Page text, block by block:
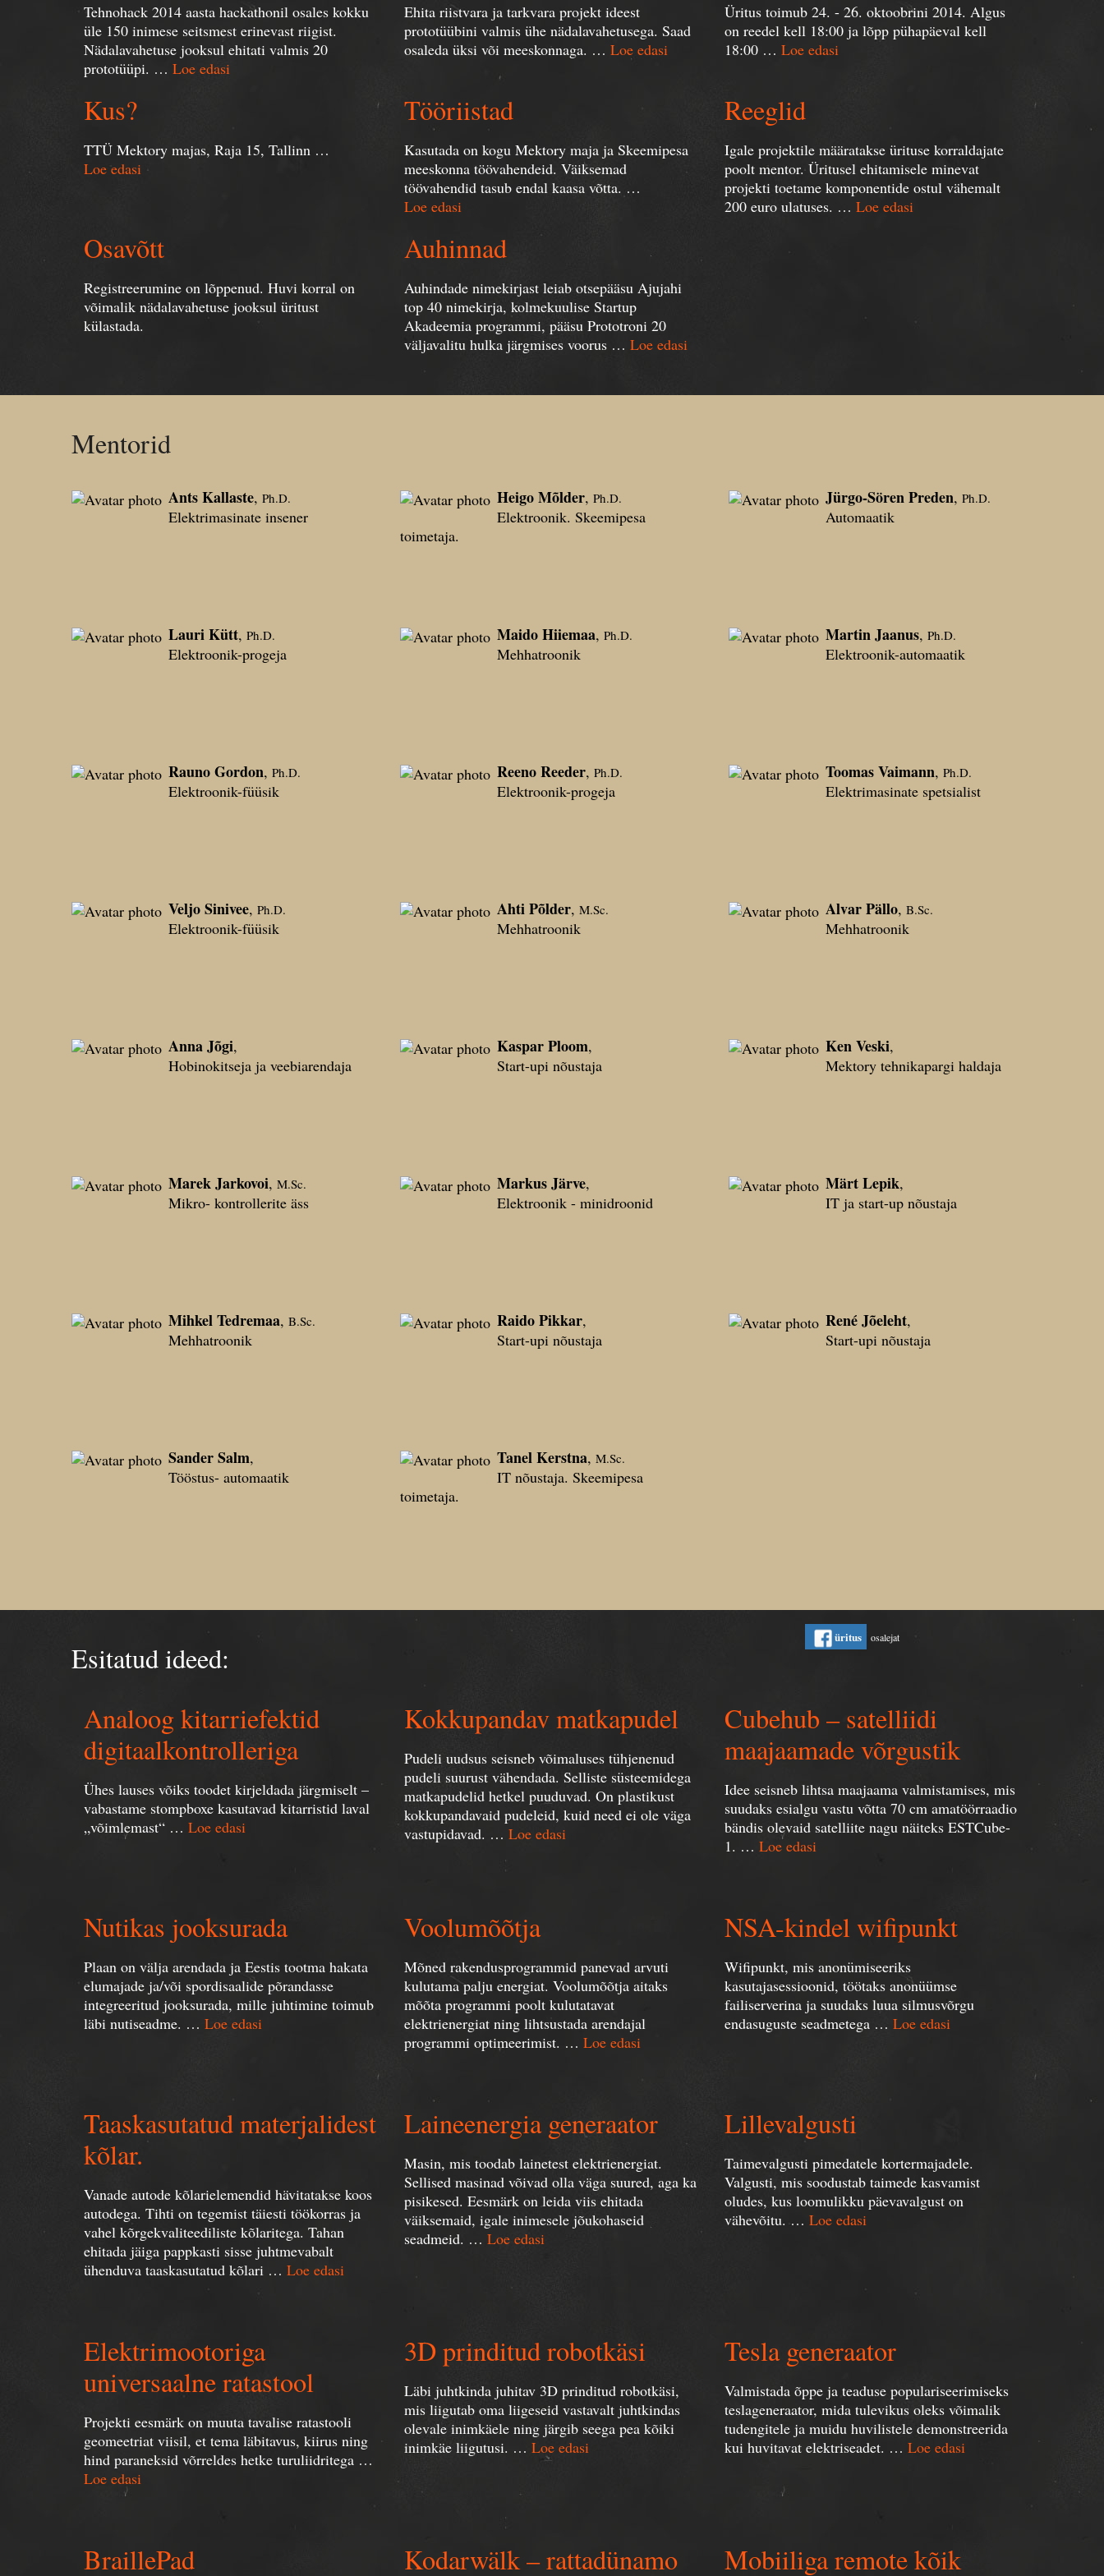
Tehnohack 2014 aasta hackathonil osales kokku
üle 150 inimese seitsmest erinevast riigist.
Nädalavahetuse jooksul ehitati valmis 20
prototüüpi. … Loe edasi
Ehita riistvara ja tarkvara projekt ideest
prototüübini valmis ühe nädalavahetusega. Saad
osaleda üksi või meeskonnaga. … Loe edasi
Üritus toimub 24. - 26. oktoobrini 2014. Algus
on reedel kell 18:00 ja lõpp pühapäeval kell
18:00 … Loe edasi
Kus?
TTÜ Mektory majas, Raja 15, Tallinn …
Loe edasi
Tööriistad
Kasutada on kogu Mektory maja ja Skeemipesa
meeskonna töövahendeid. Väiksemad
töövahendid tasub endal kaasa võtta. …
Loe edasi
Reeglid
Igale projektile määratakse ürituse korraldajate
poolt mentor. Üritusel ehitamisele minevat
projekti toetame komponentide ostul vähemalt
200 euro ulatuses. … Loe edasi
Osavõtt
Registreerumine on lõppenud. Huvi korral on
võimalik nädalavahetuse jooksul üritust
külastada.
Auhinnad
Auhindade nimekirjast leiab otsepääsu Ajujahi
top 40 nimekirja, kolmekuulise Startup
Akadeemia programmi, pääsu Prototroni 20
väljavalitu hulka järgmises voorus … Loe edasi
Mentorid
Ants Kallaste, Ph.D.
Elektrimasinate insener
Heigo Mõlder, Ph.D.
Elektroonik. Skeemipesa
toimetaja.
Jürgo-Sören Preden, Ph.D.
Automaatik
Lauri Kütt, Ph.D.
Elektroonik-progeja
Maido Hiiemaa, Ph.D.
Mehhatroonik
Martin Jaanus, Ph.D.
Elektroonik-automaatik
Rauno Gordon, Ph.D.
Elektroonik-füüsik
Reeno Reeder, Ph.D.
Elektroonik-progeja
Toomas Vaimann, Ph.D.
Elektrimasinate spetsialist
Veljo Sinivee, Ph.D.
Elektroonik-füüsik
Ahti Põlder, M.Sc.
Mehhatroonik
Alvar Pällo, B.Sc.
Mehhatroonik
Anna Jõgi,
Hobinokitseja ja veebiarendaja
Kaspar Ploom,
Start-upi nõustaja
Ken Veski,
Mektory tehnikapargi haldaja
Marek Jarkovoi, M.Sc.
Mikro- kontrollerite äss
Markus Järve,
Elektroonik - minidroonid
Märt Lepik,
IT ja start-up nõustaja
Mihkel Tedremaa, B.Sc.
Mehhatroonik
Raido Pikkar,
Start-upi nõustaja
René Jõeleht,
Start-upi nõustaja
Sander Salm,
Tööstus- automaatik
Tanel Kerstna, M.Sc.
IT nõustaja. Skeemipesa
toimetaja.
Esitatud ideed:
üritus osalejat
Analoog kitarriefektid
digitaalkontrolleriga
Ühes lauses võiks toodet kirjeldada järgmiselt –
vabastame stompboxe kasutavad kitarristid laval
„võimlemast“ … Loe edasi
Kokkupandav matkapudel
Pudeli uudsus seisneb võimaluses tühjenenud
pudeli suurust vähendada. Selliste süsteemidega
matkapudelid hetkel puuduvad. On plastikust
kokkupandavaid pudeleid, kuid need ei ole väga
vastupidavad. … Loe edasi
Cubehub – satelliidi
maajaamade võrgustik
Idee seisneb lihtsa maajaama valmistamises, mis
suudaks esialgu vastu võtta 70 cm amatöörraadio
bändis olevaid satelliite nagu näiteks ESTCube-
1. … Loe edasi
Nutikas jooksurada
Plaan on välja arendada ja Eestis tootma hakata
elumajade ja/või spordisaalide põrandasse
integreeritud jooksurada, mille juhtimine toimub
läbi nutiseadme. … Loe edasi
Voolumõõtja
Mõned rakendusprogrammid panevad arvuti
kulutama palju energiat. Voolumõõtja aitaks
mõõta programmi poolt kulutatavat
elektrienergiat ning lihtsustada arendajal
programmi optimeerimist. … Loe edasi
NSA-kindel wifipunkt
Wifipunkt, mis anonümiseeriks
kasutajasessioonid, töötaks anonüümse
failiserverina ja suudaks luua silmusvõrgu
endasuguste seadmetega … Loe edasi
Taaskasutatud materjalidest
kõlar.
Vanade autode kõlarielemendid hävitatakse koos
autodega. Tihti on tegemist täiesti töökorras ja
vahel kõrgekvaliteediliste kõlaritega. Tahan
ehitada jäiga pappkasti sisse juhtmevabalt
ühenduva taaskasutatud kõlari … Loe edasi
Laineenergia generaator
Masin, mis toodab lainetest elektrienergiat.
Sellised masinad võivad olla väga suured, aga ka
pisikesed. Eesmärk on leida viis ehitada
väiksemaid, igale inimesele jõukohaseid
seadmeid. … Loe edasi
Lillevalgusti
Taimevalgusti pimedatele kortermajadele.
Valgusti, mis soodustab taimede kasvamist
oludes, kus loomulikku päevavalgust on
vähevõitu. … Loe edasi
Elektrimootoriga
universaalne ratastool
Projekti eesmärk on muuta tavalise ratastooli
geomeetriat viisil, et tema läbitavus, kiirus ning
hind paraneksid võrreldes hetke turuliidritega …
Loe edasi
3D prinditud robotkäsi
Läbi juhtkinda juhitav 3D prinditud robotkäsi,
mis liigutab oma liigeseid vastavalt juhtkindas
olevale inimkäele ning järgib seega pea kõiki
inimkäe liigutusi. … Loe edasi
Tesla generaator
Valmistada õppe ja teaduse populariseerimiseks
teslageneraator, mida tulevikus oleks võimalik
tudengitele ja muidu huvilistele demonstreerida
kui huvitavat elektriseadet. … Loe edasi
BraillePad Kodarwälk – rattadünamo
Mobiiliga remote kõik